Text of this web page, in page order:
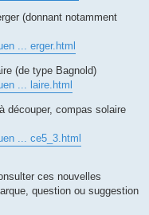
(donnant notamment
... erger.html
(de type Bagnold)
... laire.html
découper, compas solaire
... ce5_3.html
ces nouvelles
question ou suggestion